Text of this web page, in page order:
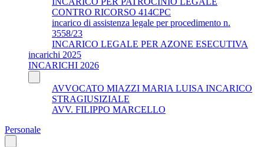
CONTRO RICORSO 414CPC
incarico di assistenza legale per procedimento n.
3558/23
INCARICO LEGALE PER AZONE ESECUTIVA
incarichi 2025
INCARICHI 2026
AVVOCATO MIAZZI MARIA LUISA INCARICO
STRAGIUSIZIALE
AVV. FILIPPO MARCELLO
Personale